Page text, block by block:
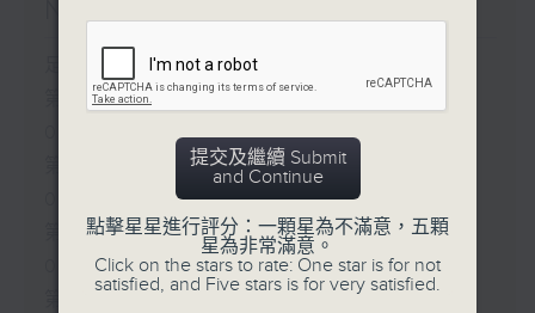
足本 Full (HKT 00:05 - 06:00)
第一部份 Part 1 (HKT 00:05 -
第二部份 Part 2 (HKT 01:05 -
第三部份 Part 3 (HKT 02:05 -
03:00)
第四部份 Part 4 (HKT 03:05 -
提交及繼續 Submit
and Continue
點擊星星進行評分：一顆星為不滿意，五顆
星為非常滿意。
Click on the stars to rate: One star is for not
satisfied, and Five stars is for very satisfied.